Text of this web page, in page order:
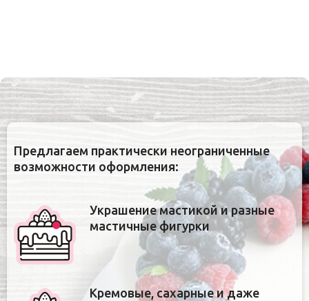
Предлагаем практически неограниченные
возможности оформления:
Украшение мастикой и разные
мастичные фигурки
Кремовые, сахарные и даже